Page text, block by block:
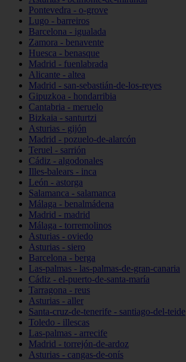
Pontevedra - o-grove
Lugo - barreiros
Barcelona - igualada
Zamora - benavente
Huesca - benasque
Madrid - fuenlabrada
Alicante - altea
Madrid - san-sebastián-de-los-reyes
Gipuzkoa - hondarribia
Cantabria - meruelo
Bizkaia - santurtzi
Asturias - gijón
Madrid - pozuelo-de-alarcón
Teruel - sarrión
Cádiz - algodonales
Illes-balears - inca
León - astorga
Salamanca - salamanca
Málaga - benalmádena
Madrid - madrid
Málaga - torremolinos
Asturias - oviedo
Asturias - siero
Barcelona - berga
Las-palmas - las-palmas-de-gran-canaria
Cádiz - el-puerto-de-santa-maría
Tarragona - reus
Asturias - aller
Santa-cruz-de-tenerife - santiago-del-teide
Toledo - illescas
Las-palmas - arrecife
Madrid - torrejón-de-ardoz
Asturias - cangas-de-onís